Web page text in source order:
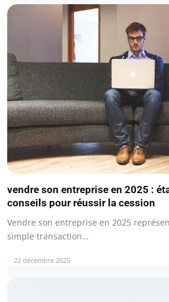
vendre son entreprise en 2025 :
conseils pour réussir la cession
Vendre son entreprise en 2025
simple transaction…
22 décembre 2025